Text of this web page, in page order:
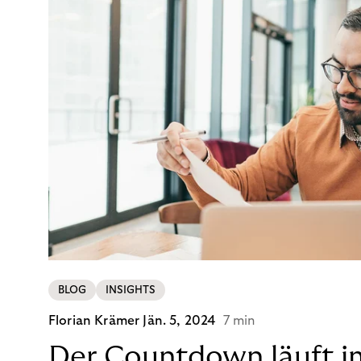
BLOG INSIGHTS
Florian Krämer Jän. 5, 2024 7 min